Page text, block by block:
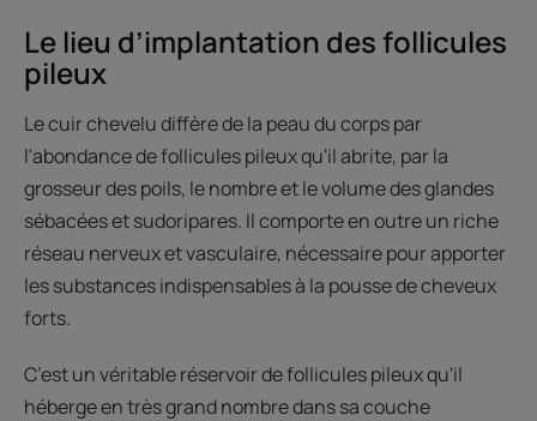
Le lieu d’implantation des follicules
pileux
Le cuir chevelu diffère de la peau du corps par
l'abondance de follicules pileux qu'il abrite, par la
grosseur des poils, le nombre et le volume des glandes
sébacées et sudoripares. Il comporte en outre un riche
réseau nerveux et vasculaire, nécessaire pour apporter
les substances indispensables à la pousse de cheveux
forts.
C’est un véritable réservoir de follicules pileux qu'il
héberge en très grand nombre dans sa couche